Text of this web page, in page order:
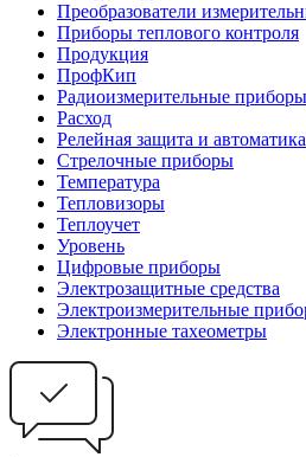
Преобразователи
Приборы теплового контроля
Продукция
ПрофКип
Радиоизмерительные приборы
Расход
Релейная защита и автоматика
Стрелочные приборы
Температура
Тепловизоры
Теплоучет
Уровень
Цифровые приборы
Электрозащитные средства
Электроизмерительные
Электронные тахеометры